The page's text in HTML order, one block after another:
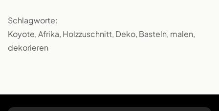
Schlagworte:
Koyote, Afrika, Holzzuschnitt, Deko, Basteln, malen,
dekorieren